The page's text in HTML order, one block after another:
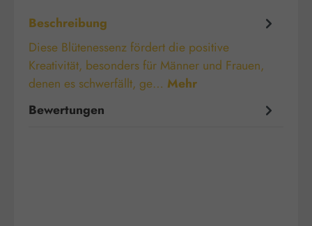
Beschreibung
Diese Blütenessenz fördert die positive
Kreativität, besonders für Männer und Frauen,
denen es schwerfällt, ge… Mehr
Bewertungen